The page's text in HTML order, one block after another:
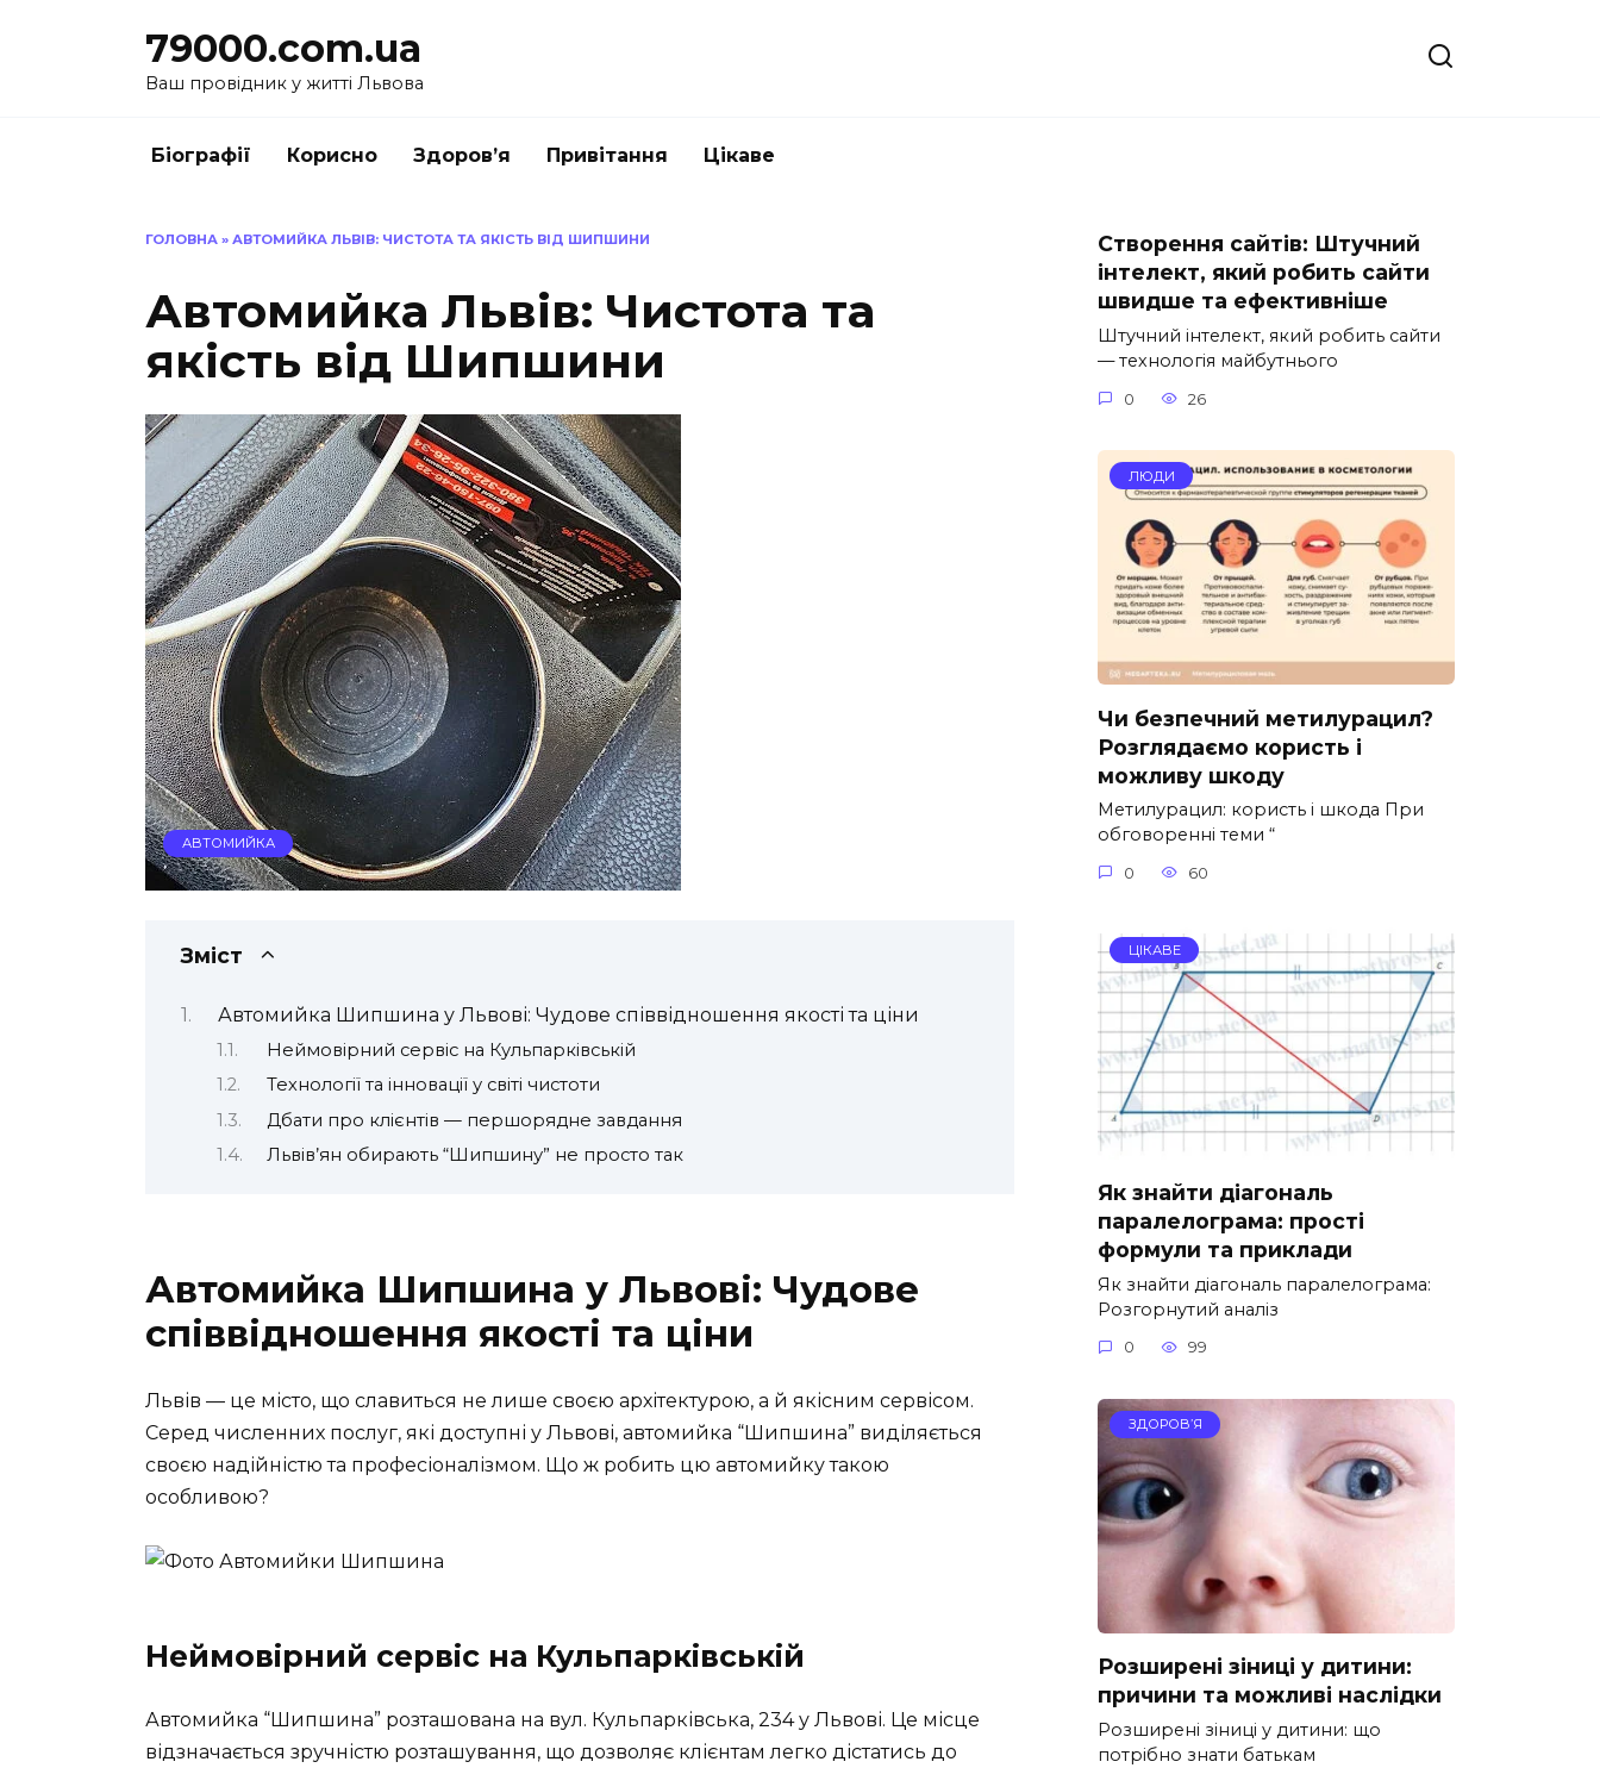
79000.com.ua
Ваш провідник у житті Львова
Біографії Корисно Здоров’я Привітання Цікаве
ГОЛОВНА » АВТОМИЙКА ЛЬВІВ: ЧИСТОТА ТА ЯКІСТЬ ВІД ШИПШИНИ
Автомийка Львів: Чистота та
якість від Шипшини
АВТОМИЙКА
Зміст
Автомийка Шипшина у Львові: Чудове співвідношення якості та ціни
Неймовірний сервіс на Кульпарківській
Технології та інновації у світі чистоти
Дбати про клієнтів — першорядне завдання
Львів’ян обирають “Шипшину” не просто так
Автомийка Шипшина у Львові: Чудове
співвідношення якості та ціни
Львів — це місто, що славиться не лише своєю архітектурою, а й якісним сервісом.
Серед численних послуг, які доступні у Львові, автомийка “Шипшина” виділяється
своєю надійністю та професіоналізмом. Що ж робить цю автомийку такою
особливою?
Неймовірний сервіс на Кульпарківській
Автомийка “Шипшина” розташована на вул. Кульпарківська, 234 у Львові. Це місце
відзначається зручністю розташування, що дозволяє клієнтам легко дістатись до
Створення сайтів: Штучний
інтелект, який робить сайти
швидше та ефективніше
Штучний інтелект, який робить сайти
— технологія майбутнього
0 26
ЛЮДИ
Чи безпечний метилурацил?
Розглядаємо користь і
можливу шкоду
Метилурацил: користь і шкода При
обговоренні теми “
0 60
ЦІКАВЕ
Як знайти діагональ
паралелограма: прості
формули та приклади
Як знайти діагональ паралелограма:
Розгорнутий аналіз
0 99
ЗДОРОВ’Я
Розширені зіниці у дитини:
причини та можливі наслідки
Розширені зіниці у дитини: що
потрібно знати батькам